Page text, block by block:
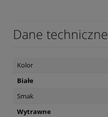
Dane techniczne
Kolor
Białe
Smak
Wytrawne